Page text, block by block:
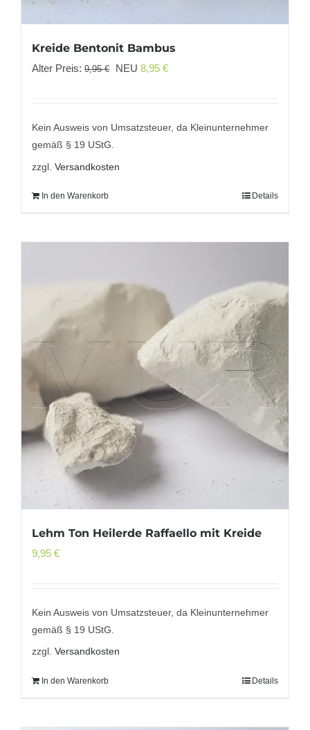
Kreide Bentonit Bambus
Alter Preis: 9,95€
Ursprünglicher
9,95 €
NEU 8,95 €Aktueller
8,95 €.
Kein Ausweis von Umsatzsteuer, da Kleinunternehmer
gemäß § 19 UStG.
zzgl. Versandkosten
In den Warenkorb Details
Lehm Ton Heilerde Raffaello mit Kreide
9,95 €
Kein Ausweis von Umsatzsteuer, da Kleinunternehmer
gemäß § 19 UStG.
zzgl. Versandkosten
In den Warenkorb Details